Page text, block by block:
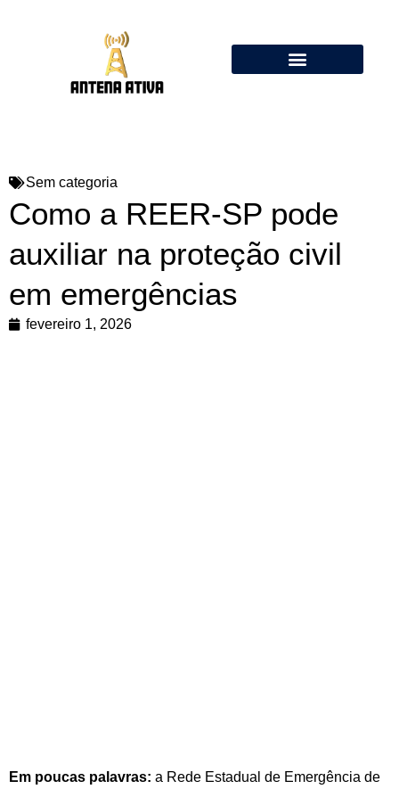
Sem categoria
Como a REER-SP pode
auxiliar na proteção civil
em emergências
fevereiro 1, 2026
Em poucas palavras: a Rede Estadual de Emergência de